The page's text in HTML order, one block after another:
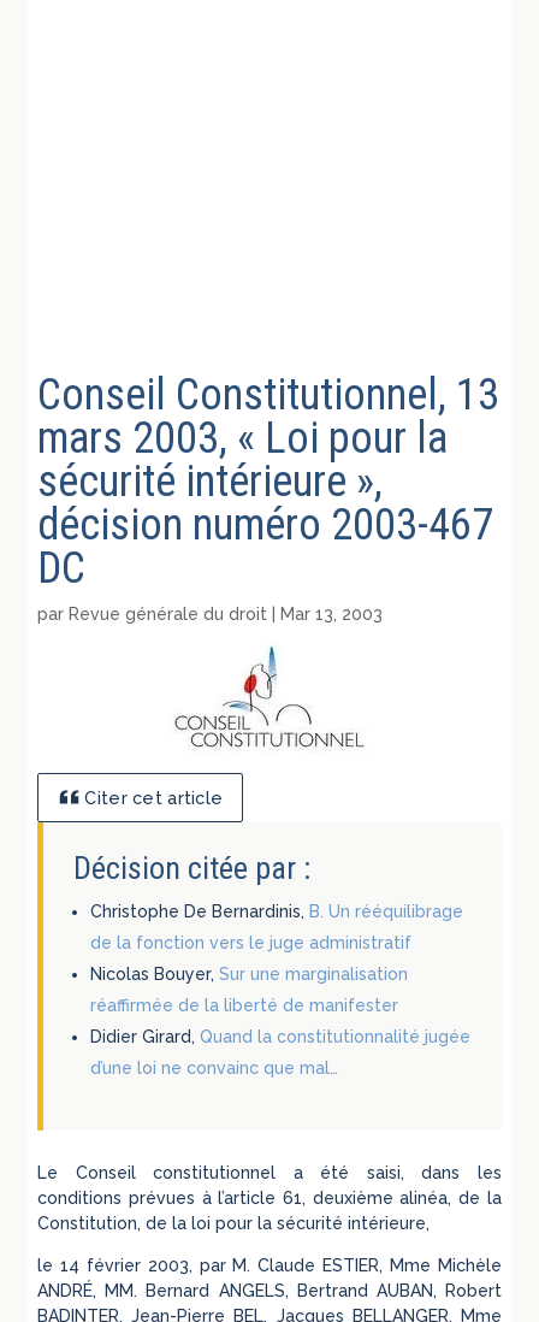
Conseil Constitutionnel, 13
mars 2003, « Loi pour la
sécurité intérieure »,
décision numéro 2003-467
DC
par Revue générale du droit Mar 13, 2003
Citer cet article
Décision citée par :
Christophe De Bernardinis, B. Un rééquilibrage
de la fonction vers le juge administratif
Nicolas Bouyer,Sur une marginalisation
réaffirmée de la liberté de manifester
Didier Girard,Quand la constitutionnalité jugée
d’une loi ne convainc que mal…
Le Conseil constitutionnel a été saisi, dans les
conditions prévues à l’article 61, deuxième alinéa, de la
Constitution, de la loi pour la sécurité intérieure,
le 14 février 2003, par M. Claude ESTIER, Mme Michèle
ANDRÉ, MM. Bernard ANGELS, Bertrand AUBAN, Robert
BADINTER, Jean-Pierre BEL, Jacques BELLANGER, Mme